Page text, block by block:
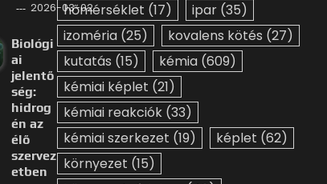
2026-03-02
Biológi
ai
jelentő
ség:
hidrog
én az
élő
szervez
etben
hőmérséklet (17) ipar (35)
izoméria (25) kovalens kötés (27)
kutatás (15) kémia (609)
kémiai képlet (21)
kémiai reakciók (33)
kémiai szerkezet (19) képlet (62)
környezet (15)